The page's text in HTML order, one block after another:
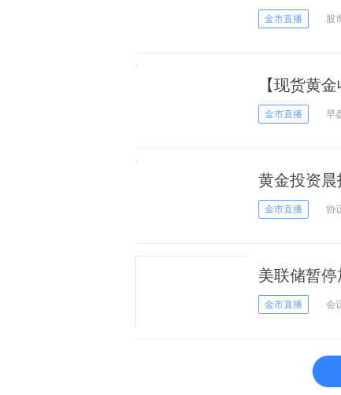
月期金周一
金市直播 股
【现货黄
优势
金市直播 早
黄金投资晨
福”！
金市直播 协
美联储暂
金市直播 会